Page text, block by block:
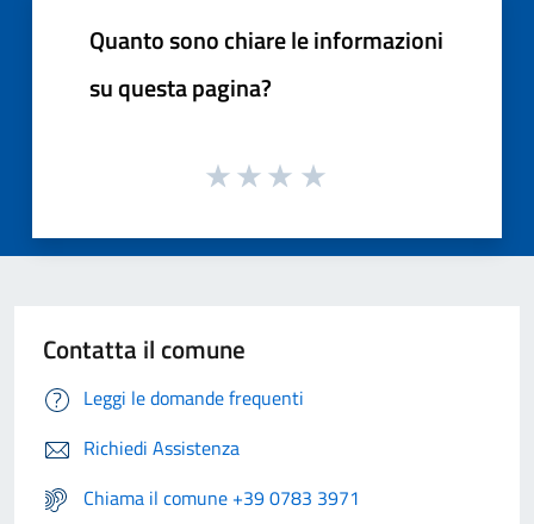
Quanto sono chiare le informazioni
su questa pagina?
Contatta il comune
Leggi le domande frequenti
Richiedi Assistenza
Chiama il comune +39 0783 3971